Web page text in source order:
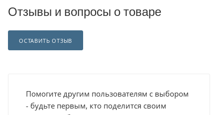
Отзывы и вопросы о товаре
ОСТАВИТЬ ОТЗЫВ
Помогите другим пользователям с выбором
- будьте первым, кто поделится своим